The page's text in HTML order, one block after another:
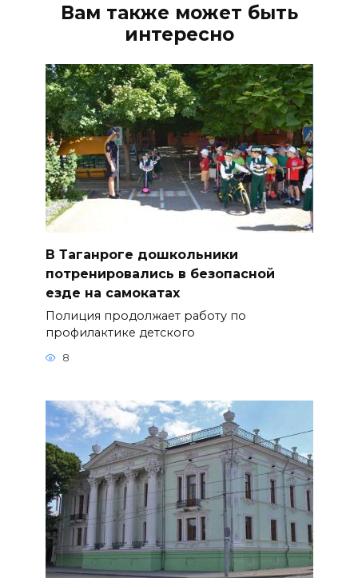
Вам также может быть
интересно
В Таганроге дошкольники
потренировались в безопасной
езде на самокатах
Полиция продолжает работу по
профилактике детского
8